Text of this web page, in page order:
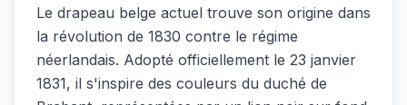
Le drapeau belge actuel trouve son origine dans
la révolution de 1830 contre le régime
néerlandais. Adopté officiellement le 23 janvier
1831, il s'inspire des couleurs du duché de